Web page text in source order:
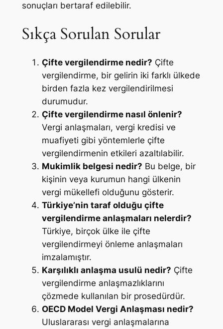
sonuçları bertaraf edilebilir.
Sıkça Sorulan Sorular
Çifte vergilendirme nedir? Çifte
vergilendirme, bir gelirin iki farklı ülkede
birden fazla kez vergilendirilmesi
durumudur.
Çifte vergilendirme nasıl önlenir?
Vergi anlaşmaları, vergi kredisi ve
muafiyeti gibi yöntemlerle çifte
vergilendirmenin etkileri azaltılabilir.
Mukimlik belgesi nedir? Bu belge, bir
kişinin veya kurumun hangi ülkenin
vergi mükellefi olduğunu gösterir.
Türkiye’nin taraf olduğu çifte
vergilendirme anlaşmaları nelerdir?
Türkiye, birçok ülke ile çifte
vergilendirmeyi önleme anlaşmaları
imzalamıştır.
Karşılıklı anlaşma usulü nedir? Çifte
vergilendirme anlaşmazlıklarını
çözmede kullanılan bir prosedürdür.
OECD Model Vergi Anlaşması nedir?
Uluslararası vergi anlaşmalarına